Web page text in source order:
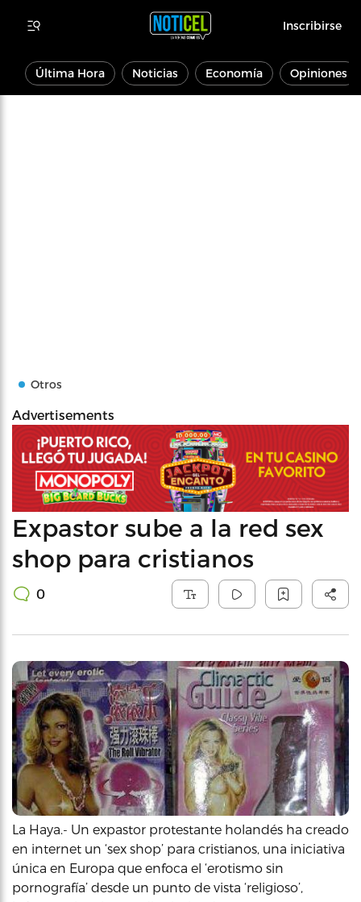
Inscribirse
Última Hora Noticias Economía Opiniones
Otros
Advertisements
Expastor sube a la red sex
shop para cristianos
0
La Haya.- Un expastor protestante holandés ha creado
en internet un ‘sex shop’ para cristianos, una iniciativa
única en Europa que enfoca el ‘erotismo sin
pornografía’ desde un punto de vista ‘religioso’,